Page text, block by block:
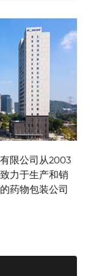
力于生产和销
药物包装公司